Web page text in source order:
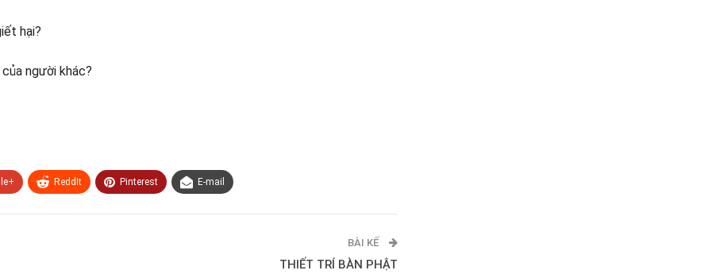
hại?
người khác?
ReddIt Pinterest E-mail
BÀI KẾ
THIẾT TRÍ BÀN PHẬT